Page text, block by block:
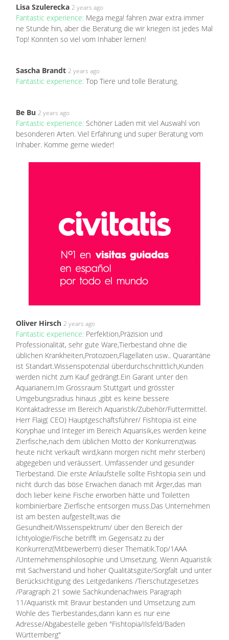
Lisa Szulerecka 2 years ago
Fantastic experience: Mega mega! fahren zwar extra immer
ne Stunde hin, aber die Beratung die wir kriegen ist jedes Mal
Top! Konnten so viel vom Inhaber lernen!
Sascha Brandt 2 years ago
Fantastic experience: Top Tiere und tolle Beratung.
Be Bu 2 years ago
Fantastic experience: Schöner Laden mit viel Auswahl von
besonderen Arten. Viel Erfahrung und super Beratung vom
Inhaber. Komme gerne wieder!
Oliver Hirsch 2 years ago
Fantastic experience: Perfektion,Präzision und
Professionalität, sehr gute Ware,Tierbestand ohne die
üblichen Krankheiten,Protozoen,Flagellaten usw.. Quarantäne
ist Standart.Wissenspotenzial überdurchschnittlich,Kunden
werden nicht zum Kauf gedrängt.Ein Garant unter den
Aquarianern.Im Grossraum Stuttgart und grösster
Umgebungsradius hinaus ,gibt es keine bessere
Kontaktadresse im Bereich Aquaristik/Zubehör/Futtermittel.
Herr Flaig( CEO) Hauptgeschäftsführer/ Fishtopia ist eine
Koryphae und Integer im Bereich Aquarisik,es werden keine
Zierfische,nach dem üblichen Motto der Konkurrenz(was
heute nicht verkauft wird,kann morgen nicht mehr sterben)
abgegeben und veräussert. Umfassender und gesunder
Tierbestand. Die erste Anlaufstelle sollte Fishtopia sein und
nicht durch das böse Erwachen danach mit Ärger,das man
doch lieber keine Fische erworben hätte und Toiletten
kombinierbare Zierfische entsorgen muss.Das Unternehmen
ist am besten aufgestellt,was die
Gesundheit/Wissenspektrum/ über den Bereich der
Ichtyologie/Fische betrifft im Gegensatz zu der
Konkurrenz(Mitbewerbern) dieser Thematik.Top/1AAA
/Unternehmensphilosophie und Umsetzung. Wenn Aquaristik
mit Sachverstand und hoher Qualitätsgüte/Sorgfalt und unter
Berücksichtigung des Leitgedankens /Tierschutzgesetzes
/Paragraph 21 sowie Sachkundenachweis Paragraph
11/Aquaristk mit Bravur bestanden und Umsetzung zum
Wohle des Tierbestandes,dann kann es nur eine
Adresse/Abgabestelle geben "Fishtopia/Ilsfeld/Baden
Württemberg"